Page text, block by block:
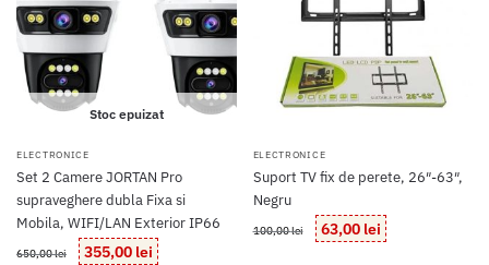
Stoc epuizat
ELECTRONICE
Set 2 Camere JORTAN Pro
supraveghere dubla Fixa si
Mobila, WIFI/LAN Exterior IP66
650,00lei
Prețul
355,00 lei Prețul
ELECTRONICE
Suport TV fix de perete, 26″-63″,
Negru
100,00lei
Prețul
inițial
63,00 lei Prețul
curent